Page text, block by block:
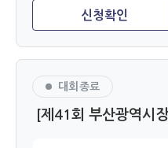
대회종료
[제41회 부산광역시